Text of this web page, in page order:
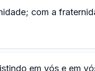
com a
em vós e em